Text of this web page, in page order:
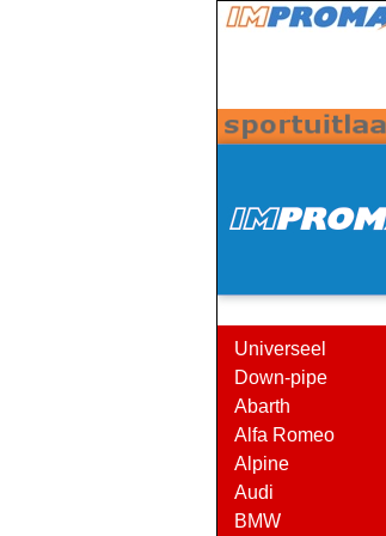
Universeel
Down-pipe
Abarth
Alfa Romeo
Alpine
Audi
BMW